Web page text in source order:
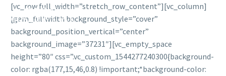
[vc_row full_width=”stretch_row_content”][vc_column]
[gem_fullwidth background_style=”cover”
background_position_vertical=”center”
background_image=”37231″][vc_empty_space
height=”80″ css=”.vc_custom_1544277240300{background-
color: rgba(177,15,46,0.8) !important;*background-color: